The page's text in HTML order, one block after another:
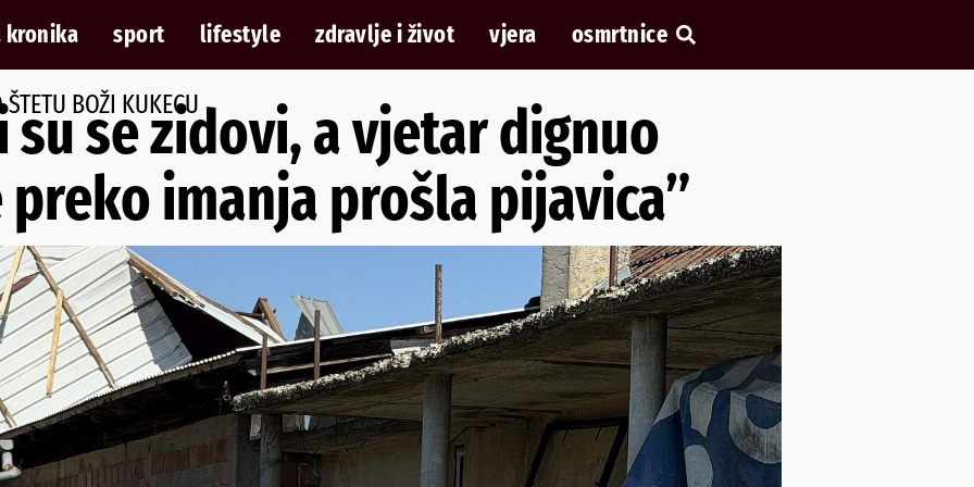
kronika sport lifestyle zdravlje i život vjera osmrtnice
BOŽI KUKECU
su se zidovi, a vjetar dignuo
imanja prošla pijavica”